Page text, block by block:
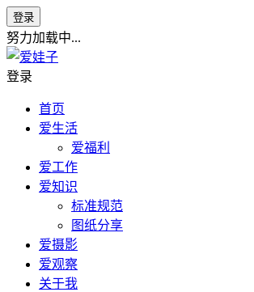
登录
努力加载中...
登录
首页
爱生活
爱福利
爱工作
爱知识
标准规范
图纸分享
爱摄影
爱观察
关于我